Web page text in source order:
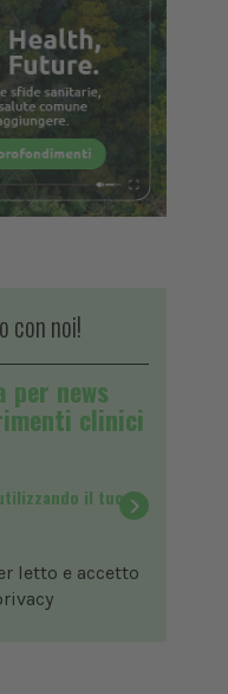
con noi!
news
clinici
il tuo
letto e accetto